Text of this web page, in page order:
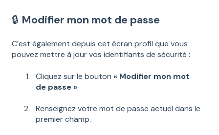
🔒 Modifier mon mot de passe
C’est également depuis cet écran profil que vous
pouvez mettre à jour vos identifiants de sécurité :
Cliquez sur le bouton « Modifier mon mot
de passe ».
Renseignez votre mot de passe actuel dans le
premier champ.